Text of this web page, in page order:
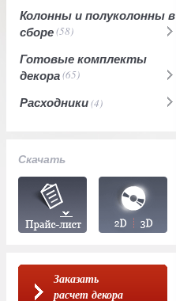
Колонны и полуколонны в
сборе(58)
Готовые комплекты
декора(65)
Расходники(4)
Скачать
Заказать
расчет декора